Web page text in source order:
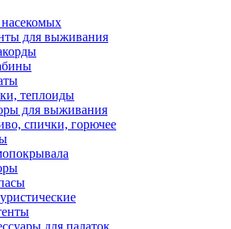
для выживания
теплоиды
для выживания
спички, горючее
для палаток